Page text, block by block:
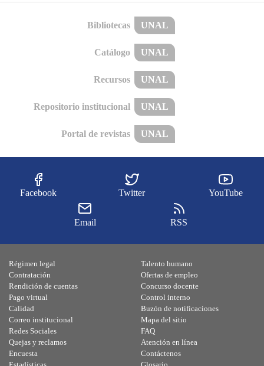
Bibliotecas UNAL
Catálogo UNAL
Recursos UNAL
Repositorio institucional UNAL
Portal de revistas UNAL
Facebook Twitter YouTube
Email RSS
Régimen legal
Contratación
Rendición de cuentas
Pago virtual
Calidad
Talento humano
Ofertas de empleo
Concurso docente
Control interno
Buzón de notificaciones
Correo institucional
Redes Sociales
Quejas y reclamos
Encuesta
Mapa del sitio
FAQ
Atención en línea
Contáctenos